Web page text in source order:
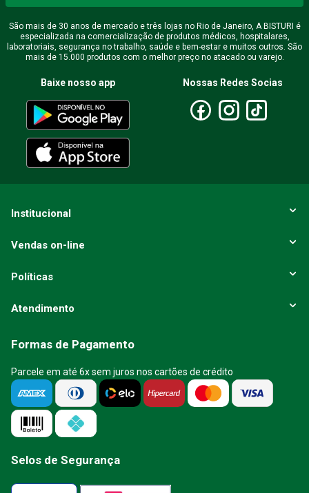
São mais de 30 anos de mercado e três lojas no Rio de Janeiro, A BISTURI é
especializada na comercialização de produtos médicos, hospitalares,
laboratoriais, segurança no trabalho, saúde e bem-estar e muitos outros. São
mais de 15.000 produtos com o melhor preço no atacado ou varejo.
Baixe nosso app Nossas Redes Socias
Institucional
Vendas on-line
Políticas
Atendimento
Formas de Pagamento
Parcele em até 6x sem juros nos cartões de crédito
Selos de Segurança